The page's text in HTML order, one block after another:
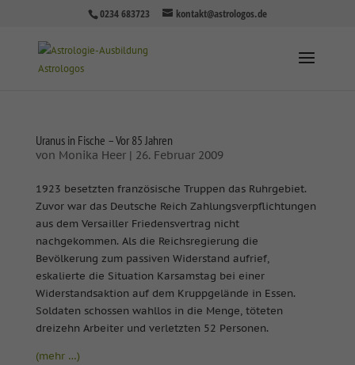
0234 683723 kontakt@astrologos.de
Uranus in Fische – Vor 85 Jahren
von Monika Heer| 26. Februar 2009
1923 besetzten französische Truppen das Ruhrgebiet.
Zuvor war das Deutsche Reich Zahlungsverpflichtungen
aus dem Versailler Friedensvertrag nicht
nachgekommen. Als die Reichsregierung die
Bevölkerung zum passiven Widerstand aufrief,
eskalierte die Situation Karsamstag bei einer
Widerstandsaktion auf dem Kruppgelände in Essen.
Soldaten schossen wahllos in die Menge, töteten
dreizehn Arbeiter und verletzten 52 Personen.
(mehr …)